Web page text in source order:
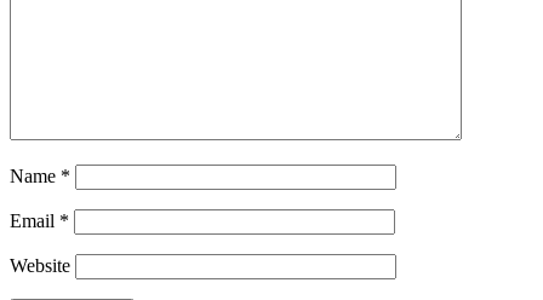
Name *
Email *
Website